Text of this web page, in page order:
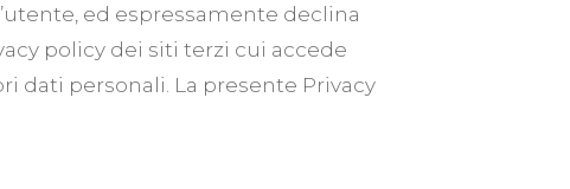
ed espressamente declina
policy dei siti terzi cui accede
dati personali. La presente Privacy